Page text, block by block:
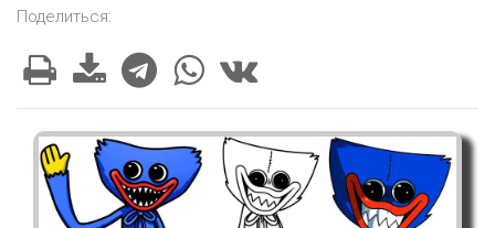
Поделиться: